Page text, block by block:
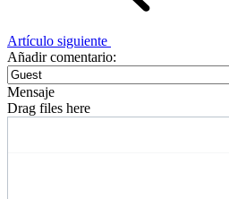
Artículo siguiente
Añadir comentario:
Mensaje
Drag files here